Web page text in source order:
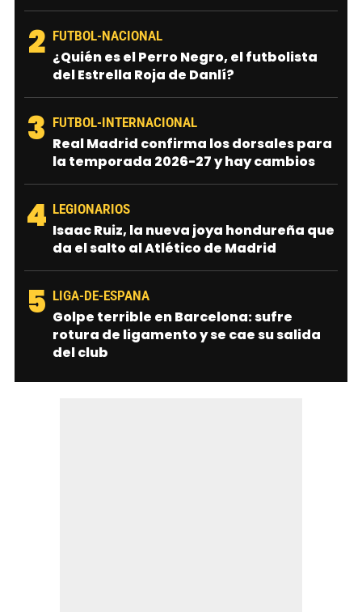
2 FUTBOL-NACIONAL
¿Quién es el Perro Negro, el futbolista
del Estrella Roja de Danlí?
3 FUTBOL-INTERNACIONAL
Real Madrid confirma los dorsales para
la temporada 2026-27 y hay cambios
4 LEGIONARIOS
Isaac Ruiz, la nueva joya hondureña que
da el salto al Atlético de Madrid
5 LIGA-DE-ESPANA
Golpe terrible en Barcelona: sufre
rotura de ligamento y se cae su salida
del club